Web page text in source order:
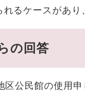
れるケースがあり
の回答
公民館の使用申